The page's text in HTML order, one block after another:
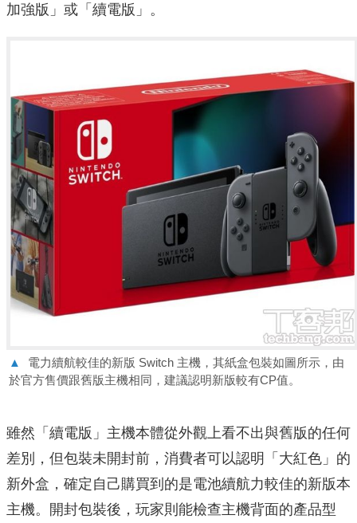
加強版」或「續電版」。
▲
電力續航較佳的新版 Switch 主機，其紙盒包裝如圖所示，由
於官方售價跟舊版主機相同，建議認明新版較有CP值。
雖然「續電版」主機本體從外觀上看不出與舊版的任何
差別，但包裝未開封前，消費者可以認明「大紅色」的
新外盒，確定自己購買到的是電池續航力較佳的新版本
主機。開封包裝後，玩家則能檢查主機背面的產品型